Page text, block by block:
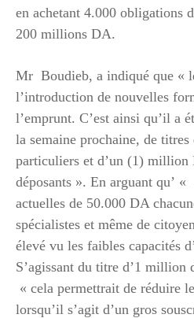
en achetant 4.000 obligations
200 millions DA.
Mr Boudieb, a indiqué que «
l’introduction de nouvelles
l’emprunt. C’est ainsi qu’il a
la semaine prochaine, de
particuliers et d’un (1) million
déposants ». En arguant qu’
actuelles de 50.000 DA
spécialistes et même de
élevé vu les faibles capacités
S’agissant du titre d’1
« cela permettrait de réduire
lorsqu’il s’agit d’un gros